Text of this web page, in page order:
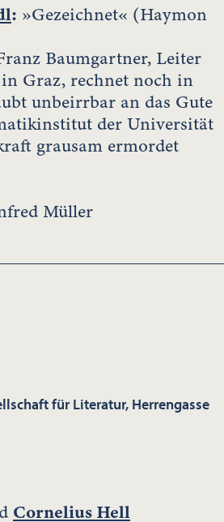
: »Gezeichnet« (Haymon
Baumgartner, Leiter
Graz, rechnet noch in
unbeirrbar an das Gute
der Universität
grausam ermordet
Müller
für Literatur, Herrengasse
Cornelius Hell